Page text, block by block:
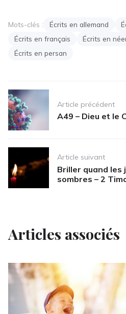
Mots-clés : Écrits en allemand
Écrits en français
Écrits en
Écrits en persan
Post
navigationArticle précédent
A49 – Dieu et le
Article suivant
Briller quand les
sombres – 2
Articles associés